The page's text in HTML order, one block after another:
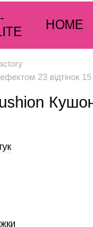
HOME
23 відтінок 15